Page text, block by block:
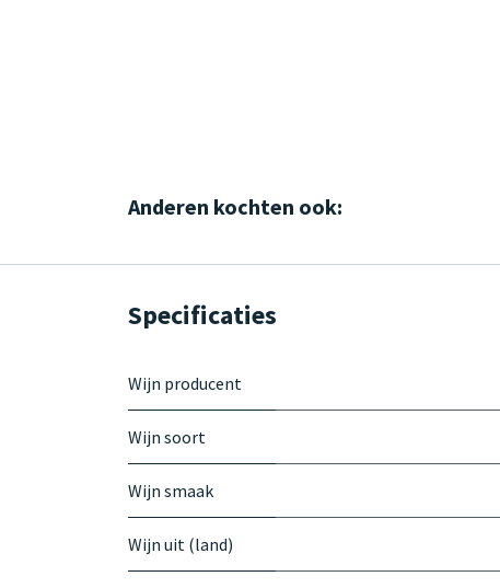
Anderen kochten ook:
Specificaties
Wijn producent
Wijn soort
Wijn smaak
Wijn uit (land)